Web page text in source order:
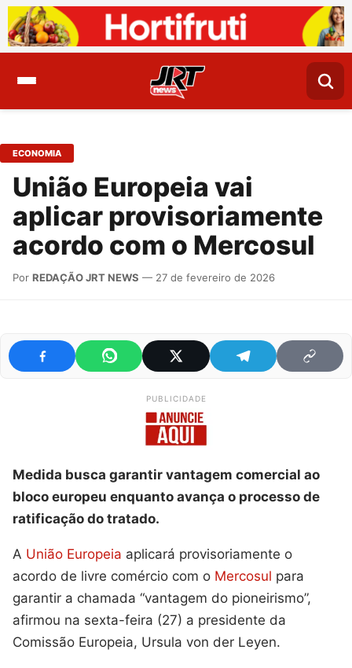
ECONOMIA
União Europeia vai
aplicar provisoriamente
acordo com o Mercosul
Por REDAÇÃO JRT NEWS — 27 de fevereiro de 2026
PUBLICIDADE
Medida busca garantir vantagem comercial ao
bloco europeu enquanto avança o processo de
ratificação do tratado.
A União Europeia aplicará provisoriamente o
acordo de livre comércio com o Mercosul para
garantir a chamada “vantagem do pioneirismo”,
afirmou na sexta-feira (27) a presidente da
Comissão Europeia, Ursula von der Leyen.